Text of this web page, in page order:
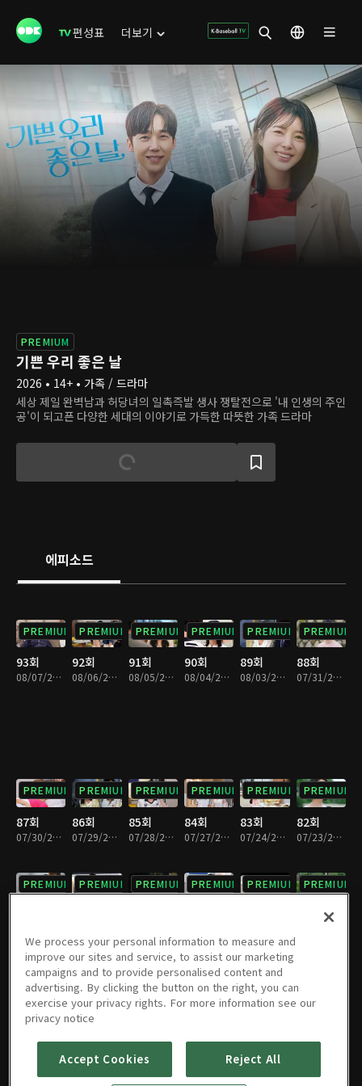
편성표 더보기
PREMIUM
기쁜 우리 좋은 날
2026 • 14+ • 가족 / 드라마
세상 제일 완벽남과 허당녀의 일촉즉발 생사 쟁탈전으로 '내 인생의 주인
공'이 되고픈 다양한 세대의 이야기로 가득한 따뜻한 가족 드라마
에피소드
PREMIUM
93회
08/07/2026 • 29분
PREMIUM
92회
08/06/2026 • 29분
PREMIUM
91회
08/05/2026 • 29분
PREMIUM
90회
08/04/2026 • 29분
PREMIUM
89회
08/03/2026 • 29분
PREMIUM
88회
07/31/2026 • 29분
PREMIUM
87회
07/30/2026 • 29분
PREMIUM
86회
07/29/2026 • 29분
PREMIUM
85회
07/28/2026 • 28분
PREMIUM
84회
07/27/2026 • 29분
PREMIUM
83회
07/24/2026 • 29분
PREMIUM
82회
07/23/2026 • 29분
PREMIUM PREMIUM PREMIUM PREMIUM PREMIUM PREMIUM
PREMIUM
75회
07/14/2026 • 29분
PREMIUM
74회
PREMIUM
73회
PREMIUM
72회
PREMIUM
71회 70회
PREMIUM PREMIUM
We process your personal information to measure and
improve our sites and service, to assist our marketing
campaigns and to provide personalised content and
advertising. By clicking the button on the right, you can
exercise your privacy rights. For more information see our
privacy notice
Accept Cookies Reject All